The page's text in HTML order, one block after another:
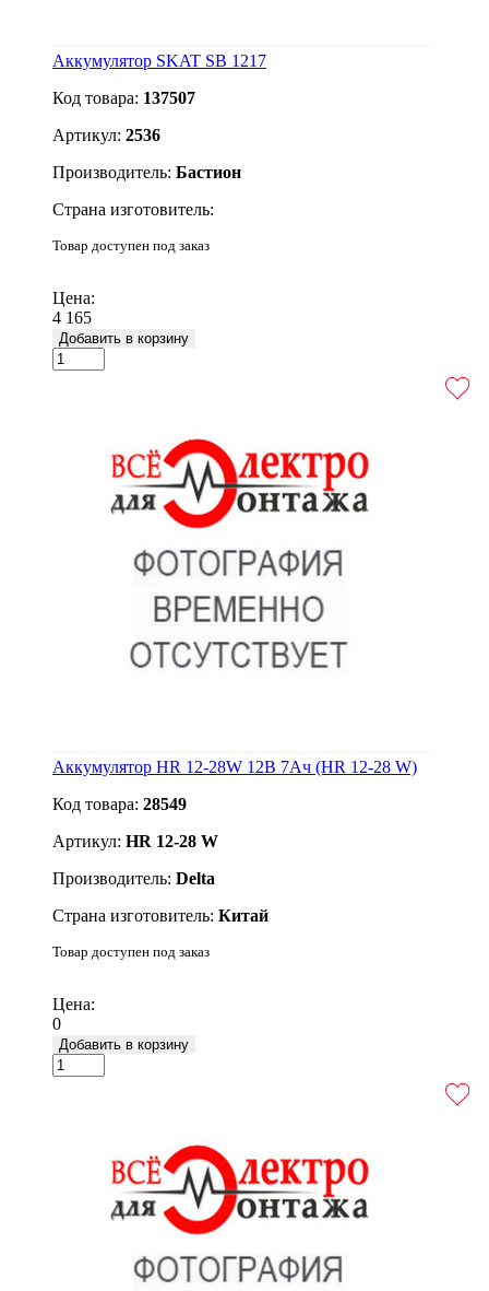
Аккумулятор SKAT SB 1217
Код товара: 137507
Артикул: 2536
Производитель: Бастион
Страна изготовитель:
Товар доступен под заказ
Цена:
4 165
Добавить в корзину
Аккумулятор HR 12-28W 12В 7Ач (HR 12-28 W)
Код товара: 28549
Артикул: HR 12-28 W
Производитель: Delta
Страна изготовитель: Китай
Товар доступен под заказ
Цена:
0
Добавить в корзину